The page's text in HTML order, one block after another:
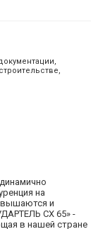
на
и
СХ 65» -
в нашей стране